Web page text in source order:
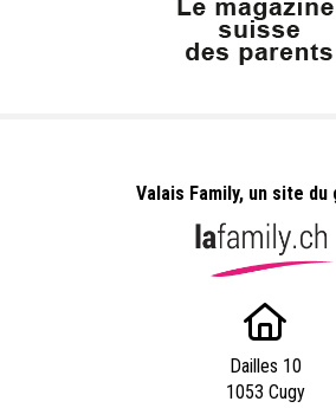
Valais Family, un site du
Dailles 10
1053 Cugy